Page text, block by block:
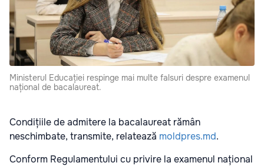
Ministerul Educației respinge mai multe falsuri despre examenul
național de bacalaureat.
Condițiile de admitere la bacalaureat rămân
neschimbate, transmite, relatează moldpres.md.
Conform Regulamentului cu privire la examenul național